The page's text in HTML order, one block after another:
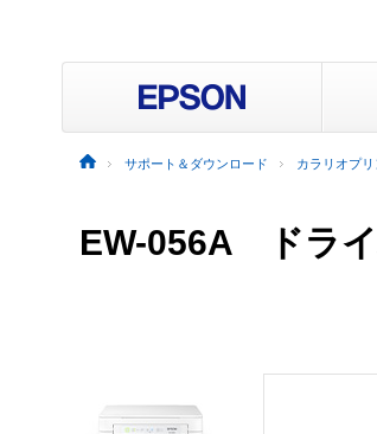
サポート＆ダウンロード カラリオプリ
EW-056A ドラ